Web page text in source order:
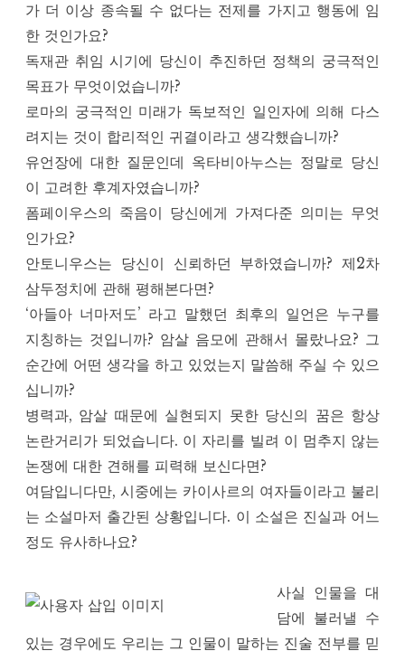
가 더 이상 종속될 수 없다는 전제를 가지고 행동에 임
한 것인가요?
독재관 취임 시기에 당신이 추진하던 정책의 궁극적인
목표가 무엇이었습니까?
로마의 궁극적인 미래가 독보적인 일인자에 의해 다스
려지는 것이 합리적인 귀결이라고 생각했습니까?
유언장에 대한 질문인데 옥타비아누스는 정말로 당신
이 고려한 후계자였습니까?
폼페이우스의 죽음이 당신에게 가져다준 의미는 무엇
인가요?
안토니우스는 당신이 신뢰하던 부하였습니까? 제2차
삼두정치에 관해 평해본다면?
‘아들아 너마저도’ 라고 말했던 최후의 일언은 누구를
지칭하는 것입니까? 암살 음모에 관해서 몰랐나요? 그
순간에 어떤 생각을 하고 있었는지 말씀해 주실 수 있으
십니까?
병력과, 암살 때문에 실현되지 못한 당신의 꿈은 항상
논란거리가 되었습니다. 이 자리를 빌려 이 멈추지 않는
논쟁에 대한 견해를 피력해 보신다면?
여담입니다만, 시중에는 카이사르의 여자들이라고 불리
는 소설마저 출간된 상황입니다. 이 소설은 진실과 어느
정도 유사하나요?
사실 인물을 대
담에 불러낼 수
있는 경우에도 우리는 그 인물이 말하는 진술 전부를 믿